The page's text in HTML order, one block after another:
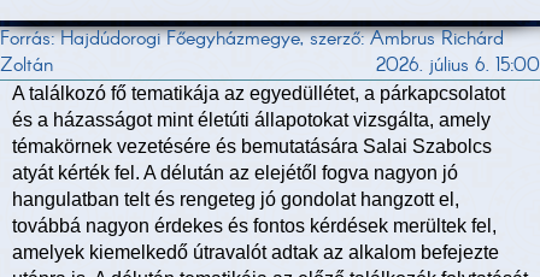
Forrás: Hajdúdorogi Főegyházmegye, szerző: Ambrus Richárd
Zoltán
2026. július 6. 15:00
A találkozó fő tematikája az egyedüllétet, a párkapcsolatot
és a házasságot mint életúti állapotokat vizsgálta, amely
témakörnek vezetésére és bemutatására Salai Szabolcs
atyát kérték fel. A délután az elejétől fogva nagyon jó
hangulatban telt és rengeteg jó gondolat hangzott el,
továbbá nagyon érdekes és fontos kérdések merültek fel,
amelyek kiemelkedő útravalót adtak az alkalom befejezte